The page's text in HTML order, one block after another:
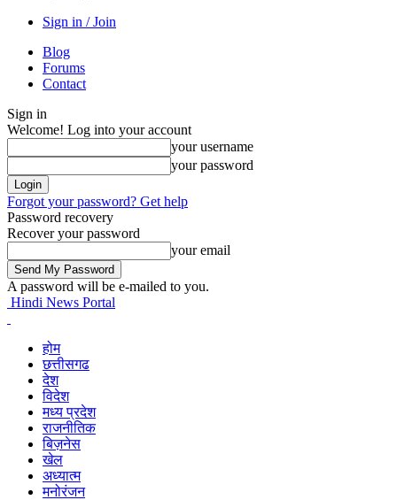
Sign in / Join
Blog
Forums
Contact
Sign in
Welcome! Log into your account
your username
your password
Forgot your password? Get help
Password recovery
Recover your password
your email
A password will be e-mailed to you.
Hindi News Portal
होम
छत्तीसगढ
देश
विदेश
मध्य प्रदेश
राजनीतिक
बिज़नेस
खेल
अध्यात्म
मनोरंजन